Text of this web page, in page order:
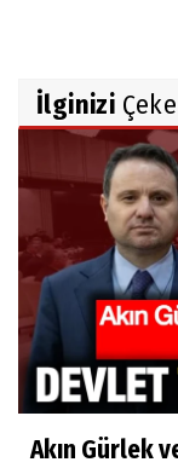
İlginizi
Akın Gürlek